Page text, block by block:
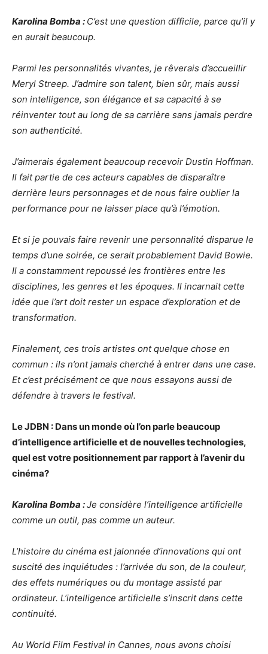
Karolina Bomba : C’est une question difficile, parce qu’il y
en aurait beaucoup.
Parmi les personnalités vivantes, je rêverais d’accueillir
Meryl Streep. J’admire son talent, bien sûr, mais aussi
son intelligence, son élégance et sa capacité à se
réinventer tout au long de sa carrière sans jamais perdre
son authenticité.
J’aimerais également beaucoup recevoir Dustin Hoffman.
Il fait partie de ces acteurs capables de disparaître
derrière leurs personnages et de nous faire oublier la
performance pour ne laisser place qu’à l’émotion.
Et si je pouvais faire revenir une personnalité disparue le
temps d’une soirée, ce serait probablement David Bowie.
Il a constamment repoussé les frontières entre les
disciplines, les genres et les époques. Il incarnait cette
idée que l’art doit rester un espace d’exploration et de
transformation.
Finalement, ces trois artistes ont quelque chose en
commun : ils n’ont jamais cherché à entrer dans une case.
Et c’est précisément ce que nous essayons aussi de
défendre à travers le festival.
Le JDBN : Dans un monde où l’on parle beaucoup
d’intelligence artificielle et de nouvelles technologies,
quel est votre positionnement par rapport à l’avenir du
cinéma?
Karolina Bomba :Je considère l’intelligence artificielle
comme un outil, pas comme un auteur.
L’histoire du cinéma est jalonnée d’innovations qui ont
suscité des inquiétudes : l’arrivée du son, de la couleur,
des effets numériques ou du montage assisté par
ordinateur. L’intelligence artificielle s’inscrit dans cette
continuité.
Au World Film Festival in Cannes, nous avons choisi